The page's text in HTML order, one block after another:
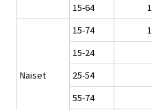
15-64
Naiset
15-74
15-24
25-54
55-74